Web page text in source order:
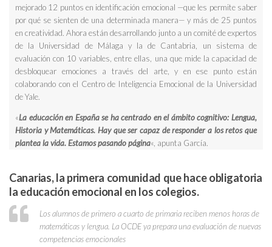
mejorado 12 puntos en identificación emocional —que les permite saber
por qué se sienten de una determinada manera— y más de 25 puntos
en creatividad. Ahora están desarrollando junto a un comité de expertos
de la Universidad de Málaga y la de Cantabria, un sistema de
evaluación con 10 variables, entre ellas, una que mide la capacidad de
desbloquear emociones a través del arte, y en ese punto están
colaborando con el Centro de Inteligencia Emocional de la Universidad
de Yale.
«La educación en España se ha centrado en el ámbito cognitivo: Lengua,
Historia y Matemáticas. Hay que ser capaz de responder a los retos que
plantea la vida. Estamos pasando página«, apunta García.
Canarias, la primera comunidad que hace obligatoria
la educación emocional en los colegios.
Los alumnos de primero a cuarto de primaria reciben menos horas de
matemáticas y lengua. La OCDE ya prepara una evaluación de nuevas
competencias emocionales